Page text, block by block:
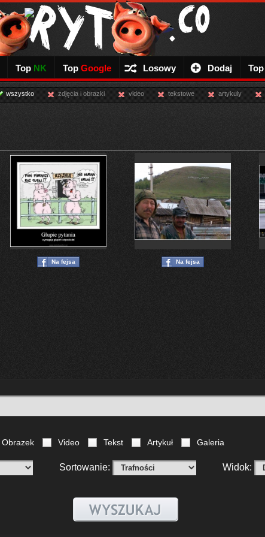
Top NK Top Google Losowy Dodaj Top
wszystko zdjęcia i obrazki video tekstowe artykuly
Na fejsa Na fejsa
Obrazek Video Tekst Artykuł Galeria
Sortowanie: Widok: